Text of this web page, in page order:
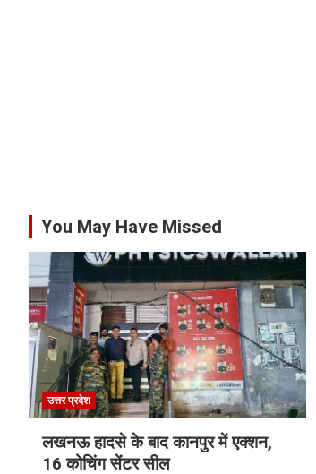
You May Have Missed
उत्तर प्रदेश
लखनऊ हादसे के बाद कानपुर में एक्शन,
16 कोचिंग सेंटर सील